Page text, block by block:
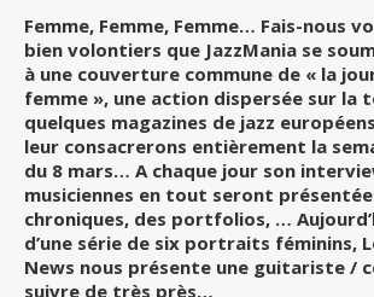
Femme, Femme, Femme… Fais-nous
bien volontiers que JazzMania se
à une couverture commune de « la
femme », une action dispersée sur la
quelques magazines de jazz
leur consacrerons entièrement la
du 8 mars… A chaque jour son
musiciennes en tout seront
chroniques, des portfolios, …
d’une série de six portraits féminins,
News nous présente une guitariste /
suivre de très près…